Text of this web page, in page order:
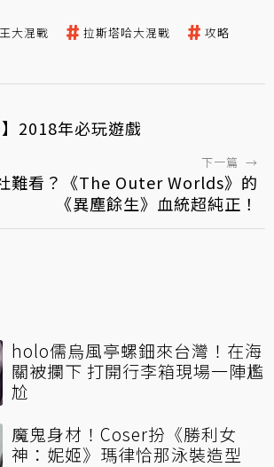
大混戰 拉斯塔哈大混戰
攻略
】2018年必玩遊戲
下一篇 →
難看？《The Outer Worlds》的
《異塵餘生》血統超純正！
holo儒烏風亭螺鈿來台灣！在海
關被攔下 打開行李箱現場一陣尷
尬
魔鬼身材！Coser扮《勝利女
神：妮姬》瑪律恰那泳裝造型